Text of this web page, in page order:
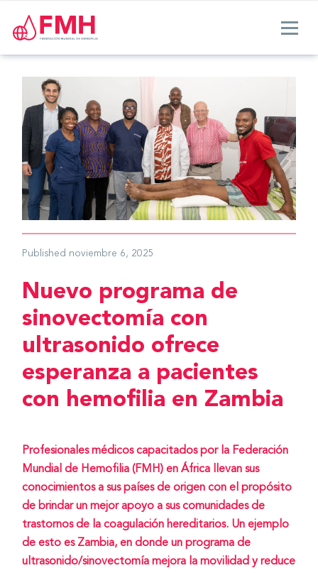
Published noviembre 6, 2025
Nuevo programa de
sinovectomía con
ultrasonido ofrece
esperanza a pacientes
con hemofilia en Zambia
Profesionales médicos capacitados por la Federación
Mundial de Hemofilia (FMH) en África llevan sus
conocimientos a sus países de origen con el propósito
de brindar un mejor apoyo a sus comunidades de
trastornos de la coagulación hereditarios. Un ejemplo
de esto es Zambia, en donde un programa de
ultrasonido/sinovectomía mejora la movilidad y reduce